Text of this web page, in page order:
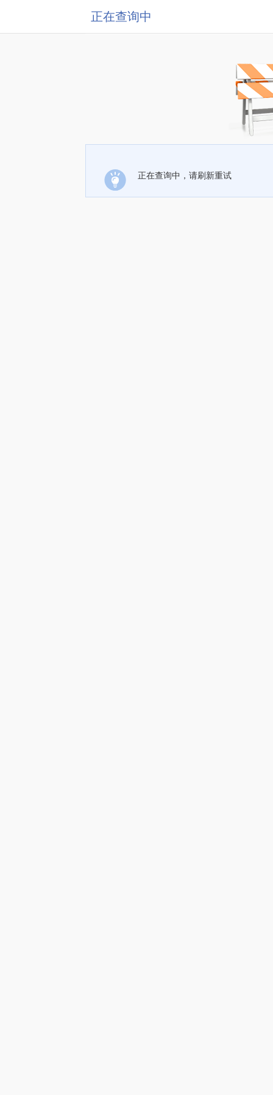
正在查询中
正在查询中，请刷新重试